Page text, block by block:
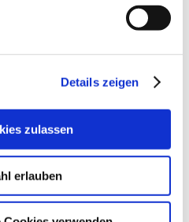
Details zeigen
zulassen
erlauben
GmbH
2026